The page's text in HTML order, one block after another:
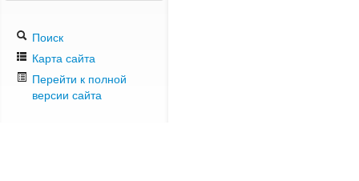
Поиск
Карта сайта
Перейти к полной
версии сайта